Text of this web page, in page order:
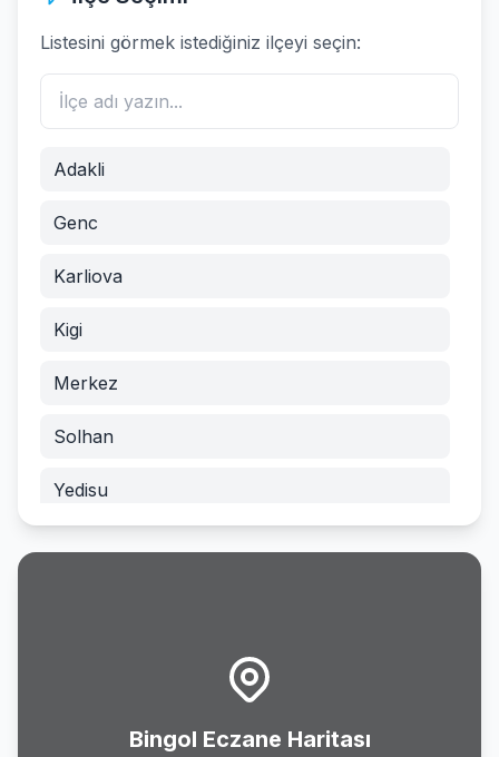
Listesini görmek istediğiniz ilçeyi seçin:
Adakli
Genc
Karliova
Kigi
Merkez
Solhan
Yedisu
Bingol Eczane Haritası